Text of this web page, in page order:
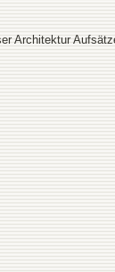
Architektur